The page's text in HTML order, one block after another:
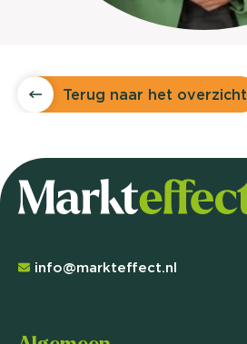
Terug naar het overzicht
info@markteffect.nl